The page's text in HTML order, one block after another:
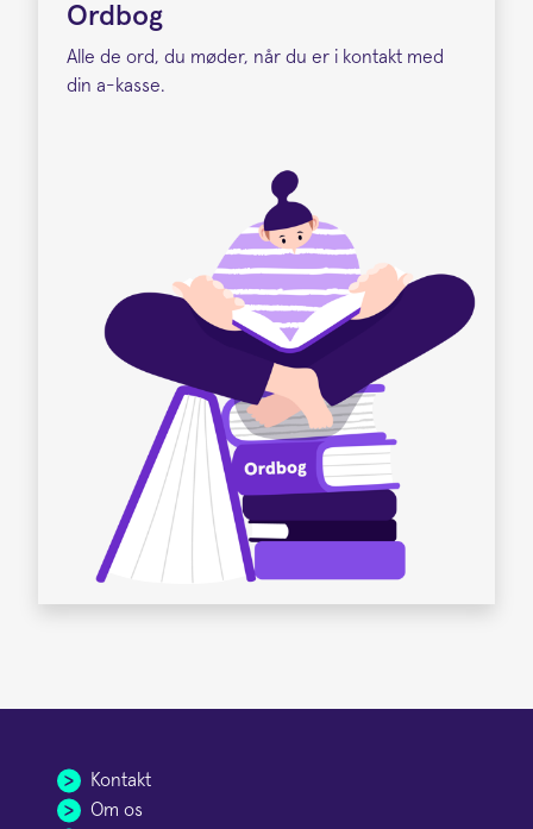
Ordbog
Alle de ord, du møder, når du er i kontakt med
din a-kasse.
Kontakt
Om os